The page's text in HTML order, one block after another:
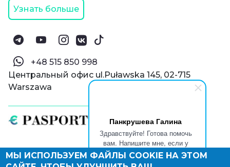
Панкрушева Галина
Здравствуйте! Готова помочь
вам. Напишите мне, если у
вас появятся вопросы.
© Паспорт Онлайн 2019—2026
Узнать больше
‪+48 515 850 998‬
Центральный офис ul.Puławska 145, 02-715
Warszawa
МЫ ИСПОЛЬЗУЕМ ФАЙЛЫ COOKIE НА ЭТОМ